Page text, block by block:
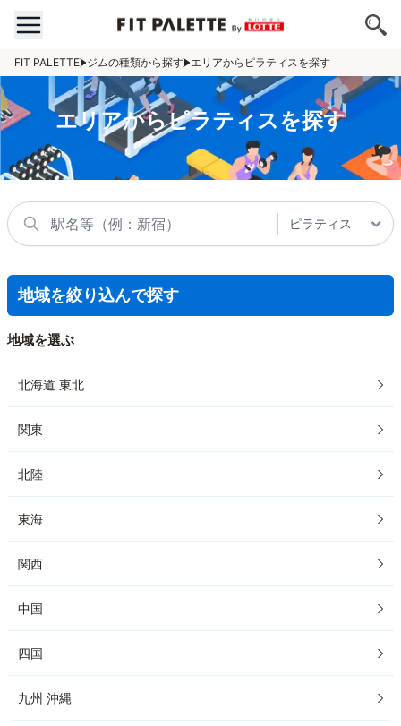
FIT PALETTE ジムの種類から探す エリアからピラティスを探す
エリアからピラティスを探す
地域を絞り込んで探す
地域を選ぶ
北海道 東北
関東
北陸
東海
関西
中国
四国
九州 沖縄